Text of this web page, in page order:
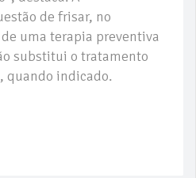
de frisar, no
uma terapia preventiva
substitui o tratamento
quando indicado.